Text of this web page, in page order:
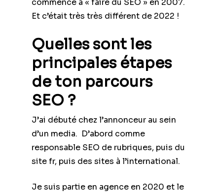
commencé à « faire du SEO » en 2007.
Et c’était très très différent de 2022 !
Quelles sont les
principales étapes
de ton parcours
SEO ?
J’ai débuté chez l’annonceur au sein
d’un media. D’abord comme
responsable SEO de rubriques, puis du
site fr, puis des sites à l’international.
Je suis partie en agence en 2020 et le